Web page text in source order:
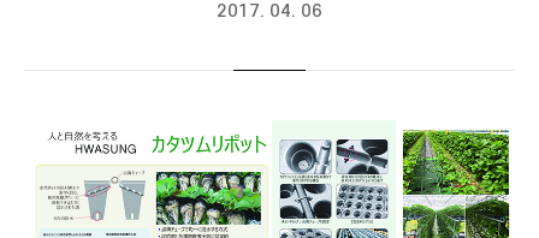
2017. 04. 06